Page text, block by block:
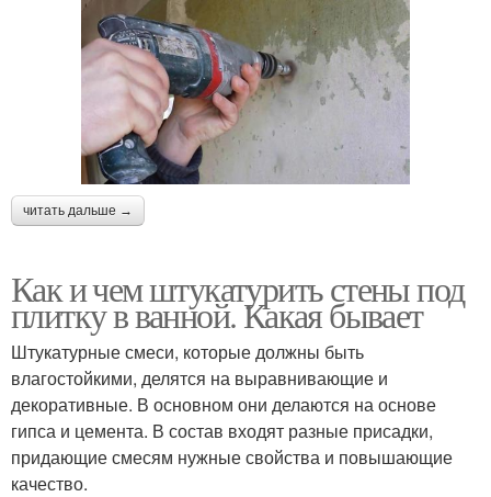
читать дальше →
Как и чем штукатурить стены под
плитку в ванной. Какая бывает
Штукатурные смеси, которые должны быть
влагостойкими, делятся на выравнивающие и
декоративные. В основном они делаются на основе
гипса и цемента. В состав входят разные присадки,
придающие смесям нужные свойства и повышающие
качество.